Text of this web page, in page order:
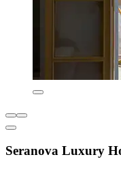
Seranova Luxury